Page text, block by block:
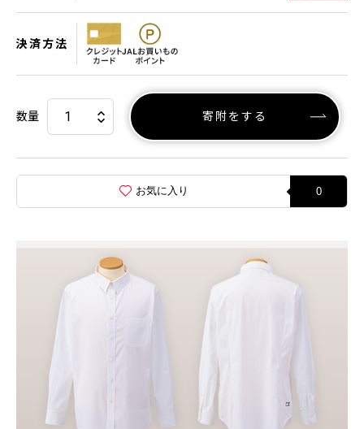
決済方法
数量 寄附をする
お気に入り 0